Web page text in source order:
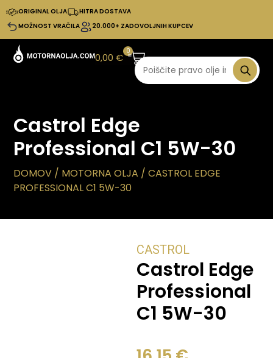
ORIGINAL OLJA
HITRA DOSTAVA
MOŽNOST VRAČILA
20.000+ ZADOVOLJNIH KUPCEV
0,00€
0
Castrol Edge
Professional C1 5W-30
DOMOV / MOTORNA OLJA / CASTROL EDGE
PROFESSIONAL C1 5W-30
CASTROL
Castrol Edge
Professional
C1 5W-30